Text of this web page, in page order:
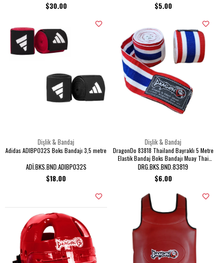
$30.00 $5.00
Dişlik & Bandaj
Adidas ADIBP032S Boks Bandajı 3,5 metre
ADİ.BKS.BND.ADIBP032S
$18.00
Dişlik & Bandaj
DragonDo 83818 Thailand Bayraklı 5 Metre
Elastik Bandaj Boks Bandajı Muay Thai
Bandajı Kick Boks Bandajı
DRG.BKS.BND.83819
$6.00